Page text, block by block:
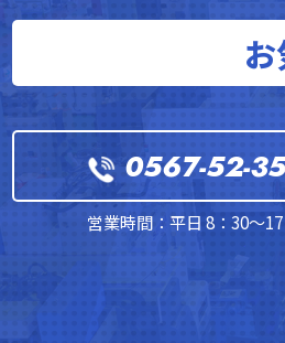
0567-52-
営業時間：平日 8：30～